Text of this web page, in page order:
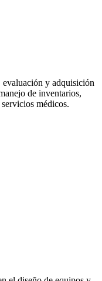
y adquisición
de inventarios,
médicos.